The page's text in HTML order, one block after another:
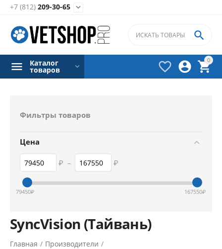
+7 (812) 209-30-65 
0




Каталог
товаров
Фильтры товаров
Цена
₽ – ₽
79450₽ 167550₽
SyncVision (Тайвань)
Главная / Производители /